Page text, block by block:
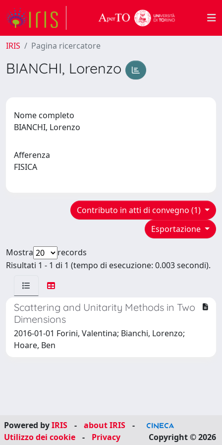
IRIS Pagina ricercatore
BIANCHI, Lorenzo
Nome completo
BIANCHI, Lorenzo
Afferenza
FISICA
Contributo in atti di convegno (1)
Esportazione
Mostra
records
Risultati 1 - 1 di 1 (tempo di esecuzione: 0.003 secondi).
Scattering and Unitarity Methods in Two
Dimensions
2016-01-01 Forini, Valentina; Bianchi, Lorenzo;
Hoare, Ben
Powered byIRIS - about IRIS
-
Utilizzo dei cookie
- Privacy Copyright © 2026